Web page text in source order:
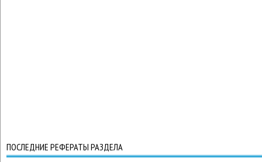
ПОСЛЕДНИЕ РЕФЕРАТЫ РАЗДЕЛА